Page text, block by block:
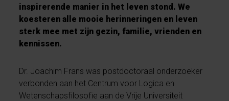
inspirerende manier in het leven stond. We
koesteren alle mooie herinneringen en leven
sterk mee met zijn gezin, familie, vrienden en
kennissen.
Dr. Joachim Frans was postdoctoraal onderzoeker
verbonden aan het Centrum voor Logica en
Wetenschapsfilosofie aan de Vrije Universiteit